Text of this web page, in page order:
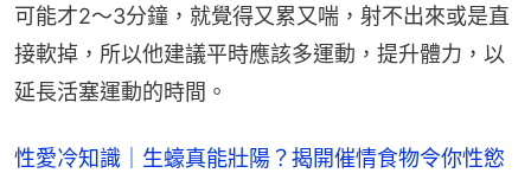
可能才2～3分鐘，就覺得又累又喘，射不出來或是直
接軟掉，所以他建議平時應該多運動，提升體力，以
延長活塞運動的時間。
性愛冷知識｜生蠔真能壯陽？揭開催情食物令你性慾